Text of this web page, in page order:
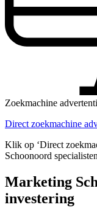
Zoekmachine
Direct zoekmachine
Klik op ‘Direct
Schoonoord
Marketing
investering